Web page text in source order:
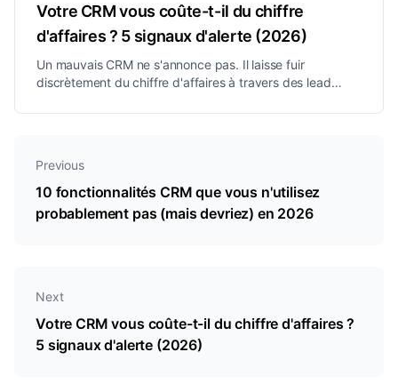
Votre CRM vous coûte-t-il du chiffre
d'affaires ? 5 signaux d'alerte (2026)
Un mauvais CRM ne s'annonce pas. Il laisse fuir
discrètement du chiffre d'affaires à travers des leads
rompues. Voici les 5 signaux d'alerte et comment
Previous
10 fonctionnalités CRM que vous n'utilisez
probablement pas (mais devriez) en 2026
Next
Votre CRM vous coûte-t-il du chiffre d'affaires ?
5 signaux d'alerte (2026)